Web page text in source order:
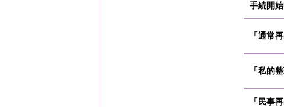
手続開
「通常
「私的
「民事